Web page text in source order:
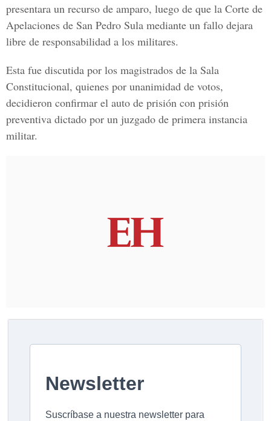
presentara un recurso de amparo, luego de que la Corte de
Apelaciones de San Pedro Sula mediante un fallo dejara
libre de responsabilidad a los militares.
Esta fue discutida por los magistrados de la Sala
Constitucional, quienes por unanimidad de votos,
decidieron confirmar el auto de prisión con prisión
preventiva dictado por un juzgado de primera instancia
militar.